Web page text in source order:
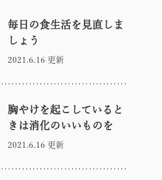
毎日の食生活を見直しま
しょう
2021.6.16 更新
胸やけを起こしていると
きは消化のいいものを
2021.6.16 更新